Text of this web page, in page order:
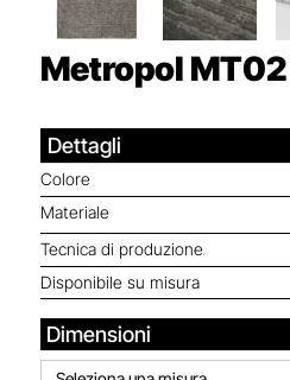
Metropol MT02
Dettagli
Colore
Materiale
Tecnica di produzione
Disponibile su misura
Dimensioni